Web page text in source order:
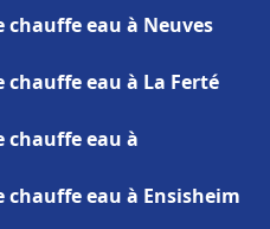
eau à Neuves
eau à La Ferté
eau à
eau à Ensisheim